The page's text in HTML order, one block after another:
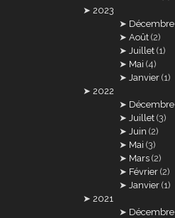
2023
Décembre
Août (2)
Juillet (1)
Mai (4)
Janvier (1)
2022
Décembre
Juillet (3)
Juin (2)
Mai (3)
Mars (2)
Février (2)
Janvier (1)
2021
Décembre